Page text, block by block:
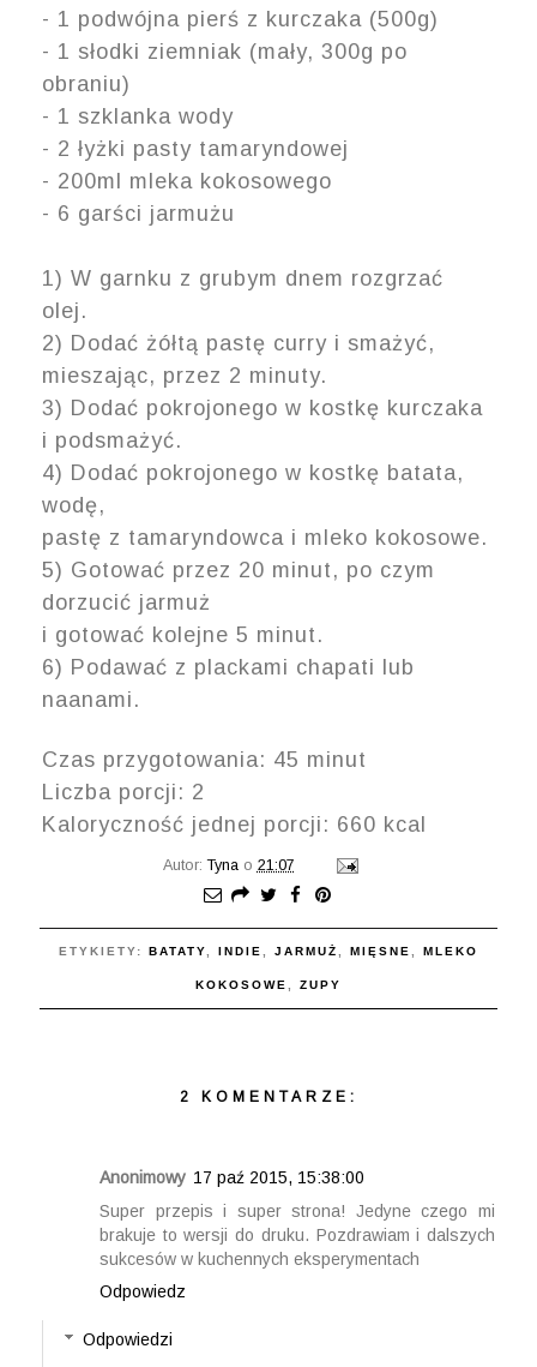
- 1 podwójna pierś z kurczaka (500g)
- 1 słodki ziemniak (mały, 300g po
obraniu)
- 1 szklanka wody
- 2 łyżki pasty tamaryndowej
- 200ml mleka kokosowego
- 6 garści jarmużu
1) W garnku z grubym dnem rozgrzać
olej.
2) Dodać żółtą pastę curry i smażyć,
mieszając, przez 2 minuty.
3) Dodać pokrojonego w kostkę kurczaka
i podsmażyć.
4) Dodać pokrojonego w kostkę batata,
wodę,
pastę z tamaryndowca i mleko kokosowe.
5) Gotować przez 20 minut, po czym
dorzucić jarmuż
i gotować kolejne 5 minut.
6) Podawać z plackami chapati lub
naanami.
Czas przygotowania: 45 minut
Liczba porcji: 2
Kaloryczność jednej porcji: 660 kcal
Autor:Tyna o 21:07
ETYKIETY: BATATY INDIE JARMUŻ MIĘSNE MLEKO
KOKOSOWE ZUPY
2 KOMENTARZE:
Anonimowy 17 paź 2015, 15:38:00
Super przepis i super strona! Jedyne czego mi
brakuje to wersji do druku. Pozdrawiam i dalszych
sukcesów w kuchennych eksperymentach
Odpowiedz
Odpowiedzi